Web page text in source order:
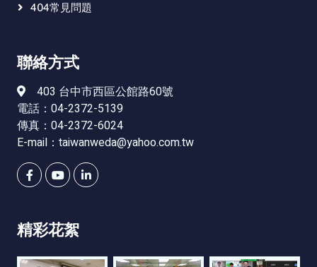
404常見問題
聯絡方式
403 台中市西區公館路60號
電話：04-2372-5139
傳真：04-2372-6024
E-mail： taiwanweda@yahoo.com.tw
精彩花絮